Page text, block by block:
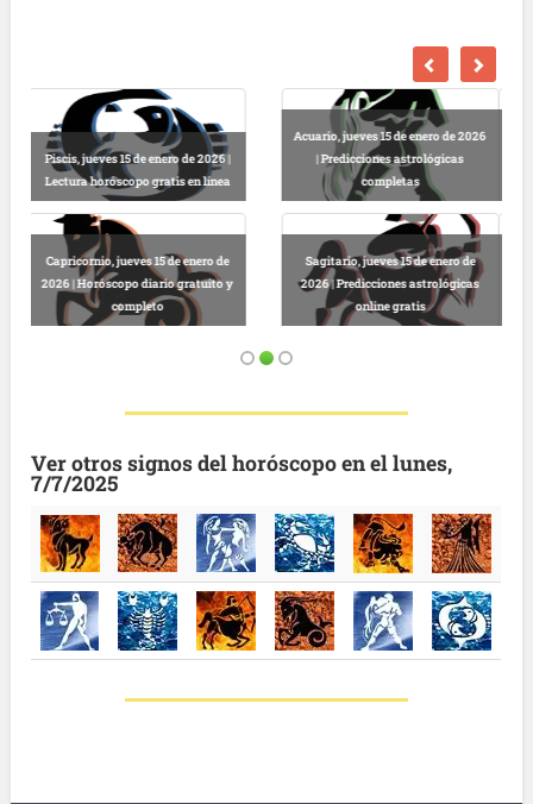
Escorpio, jueves 15 de enero de
2026 | Horóscopo diario gratis y
fiable
Libra, jueves 15 de enero de 2026 |
Horóscopo gratis hoy y completo
Virgo, jueves 15 de enero de 2026 |
Horóscopo diario gratis para
dinero
Leo, jueves 15 de enero de 2026 |
Lectura horóscopo completo
gratis
Ver otros signos del horóscopo en el lunes,
7/7/2025